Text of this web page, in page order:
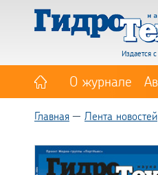
Издается
О журнале
Главная Лента новостей